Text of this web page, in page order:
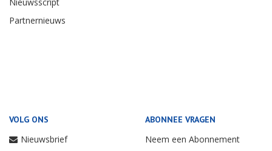
Nieuwsscript
Partnernieuws
VOLG ONS
Nieuwsbrief
ABONNEE VRAGEN
Neem een Abonnement